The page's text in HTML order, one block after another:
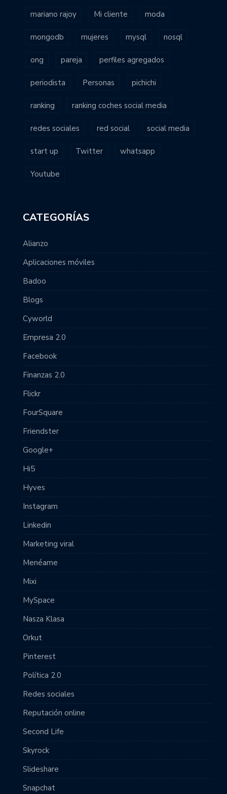
mariano rajoy Mi cliente moda
mongodb mujeres mysql nosql
ong pareja perfiles agregados
periodista Personas pichichi
ranking ranking coches social media
redes sociales red social social media
start up Twitter whatsapp
Youtube
CATEGORÍAS
Alianzo
Aplicaciones móviles
Badoo
Blogs
Cyworld
Empresa 2.0
Facebook
Finanzas 2.0
Flickr
FourSquare
Friendster
Google+
Hi5
Hyves
Instagram
Linkedin
Marketing viral
Menéame
Mixi
MySpace
Nasza Klasa
Orkut
Pinterest
Política 2.0
Redes sociales
Reputación online
Second Life
Skyrock
Slideshare
Snapchat